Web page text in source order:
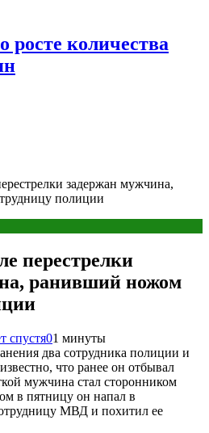
количества
задержан мужчина,
полиции
перестрелки
ранивший ножом
спустя01 минуты
два сотрудника полиции и
что ранее он отбывал
мужчина стал сторонником
в пятницу он напал в
МВД и похитил ее